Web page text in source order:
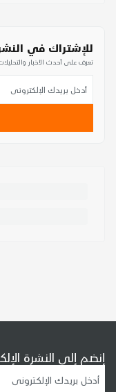
للإشتراك في
تعرف على أحدث الأخبار
إنضم إلى النشرة